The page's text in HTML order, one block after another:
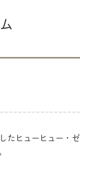
たヒューヒュー・ゼ